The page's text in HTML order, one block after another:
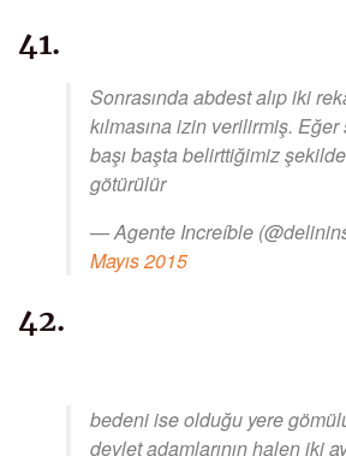
41.
Sonrasında abdest alıp iki
kılmasına izin verilirmiş.
başı başta belirttiğimiz
götürülür
— Agente Increíble
Mayıs 2015
42.
bedeni ise olduğu yere
devlet adamlarının halen iki